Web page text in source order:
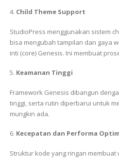
4. Child Theme Support
StudioPress menggunakan sistem
bisa mengubah tampilan dan gaya
inti (core) Genesis. Ini membuat
5. Keamanan Tinggi
Framework Genesis dibangun
tinggi, serta rutin diperbarui untuk
mungkin ada.
6. Kecepatan dan Performa
Struktur kode yang ringan